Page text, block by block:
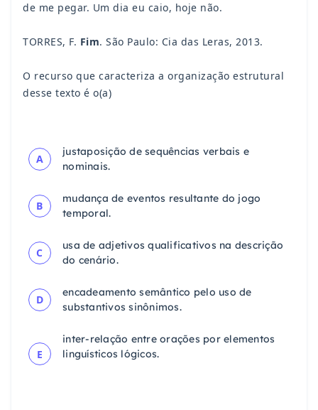
de me pegar. Um dia eu caio, hoje não.
TORRES, F. Fim. São Paulo: Cia das Leras, 2013.
O recurso que caracteriza a organização estrutural
desse texto é o(a)
A
justaposição de sequências verbais e
nominais.
B
mudança de eventos resultante do jogo
temporal.
C
usa de adjetivos qualificativos na descrição
do cenário.
D
encadeamento semântico pelo uso de
substantivos sinônimos.
E
inter-relação entre orações por elementos
linguísticos lógicos.